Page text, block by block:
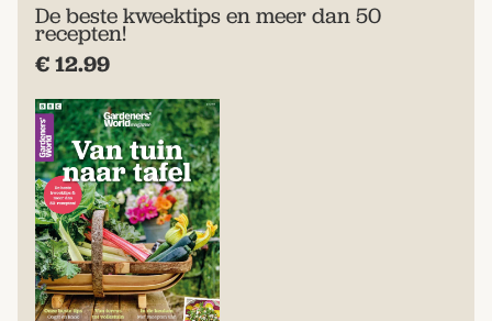
De beste kweektips en meer dan 50
recepten!
€ 12.99